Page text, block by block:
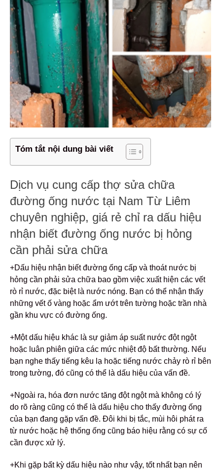
Tóm tắt nội dung bài viết
Dịch vụ cung cấp thợ sửa chữa
đường ống nước tại Nam Từ Liêm
chuyên nghiệp, giá rẻ chỉ ra dấu hiệu
nhận biết đường ống nước bị hỏng
cần phải sửa chữa
+Dấu hiệu nhận biết đường ống cấp và thoát nước bị
hỏng cần phải sửa chữa bao gồm việc xuất hiện các vết
rò rỉ nước, đặc biệt là nước nóng. Bạn có thể nhận thấy
những vết ố vàng hoặc ẩm ướt trên tường hoặc trần nhà
gần khu vực có đường ống.
+Một dấu hiệu khác là sự giảm áp suất nước đột ngột
hoặc luân phiên giữa các mức nhiệt độ bất thường. Nếu
bạn nghe thấy tiếng kêu lạ hoặc tiếng nước chảy rò rỉ bên
trong tường, đó cũng có thể là dấu hiệu của vấn đề.
+Ngoài ra, hóa đơn nước tăng đột ngột mà không có lý
do rõ ràng cũng có thể là dấu hiệu cho thấy đường ống
của bạn đang gặp vấn đề. Đôi khi bị tắc, mùi hôi phát ra
từ nước hoặc hệ thống ống cũng báo hiệu rằng có sự cố
cần được xử lý.
+Khi gặp bất kỳ dấu hiệu nào như vậy, tốt nhất bạn nên